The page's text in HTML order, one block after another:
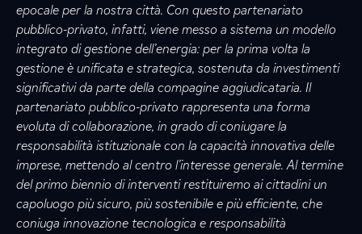
epocale per la nostra città. Con questo partenariato
pubblico-privato, infatti, viene messo a sistema un modello
integrato di gestione dell’energia: per la prima volta la
gestione è unificata e strategica, sostenuta da investimenti
significativi da parte della compagine aggiudicataria. Il
partenariato pubblico-privato rappresenta una forma
evoluta di collaborazione, in grado di coniugare la
responsabilità istituzionale con la capacità innovativa delle
imprese, mettendo al centro l’interesse generale. Al termine
del primo biennio di interventi restituiremo ai cittadini un
capoluogo più sicuro, più sostenibile e più efficiente, che
coniuga innovazione tecnologica e responsabilità